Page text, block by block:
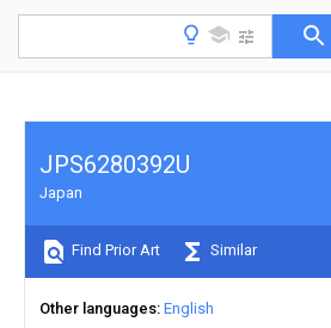
JPS6280392U
Japan
Find Prior Art Similar
Other languages English